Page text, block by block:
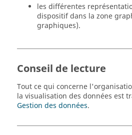
les différentes
dispositif dans la zone
graphiques).
Conseil de lecture
Tout ce qui concerne
la visualisation des données est
Gestion des données.